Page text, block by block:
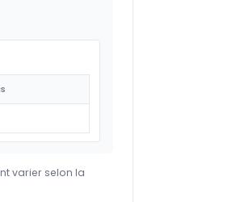
varier selon la